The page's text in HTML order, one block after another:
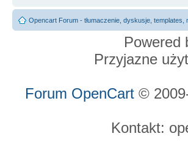
Opencart Forum - tłumaczenie, dyskusje, templates,
Powered
Przyjazne
Forum OpenCart ©
Kontakt: